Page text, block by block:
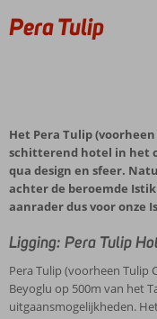
Pera Tulip
Het Pera Tulip
schitterend hotel in het
qua design en sfeer.
achter de beroemde
aanrader dus voor onze
Ligging: Pera Tulip
Pera Tulip (voorheen Tulip
Beyoglu op 500m van het
uitgaansmogelijkheden.